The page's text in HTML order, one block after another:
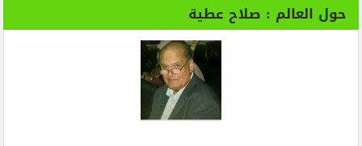
حول العالم : صلاح عطية